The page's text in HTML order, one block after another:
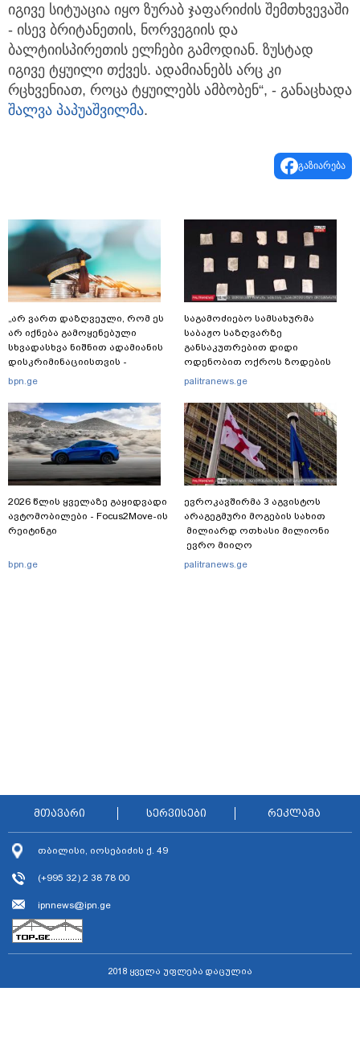
იგივე სიტუაცია იყო ზურაბ ჯაფარიძის შემთხვევაში
- ისევ ბრიტანეთის, ნორვეგიის და
ბალტიისპირეთის ელჩები გამოდიან. ზუსტად
იგივე ტყუილი თქვეს. ადამიანებს არც კი
რცხვენიათ, როცა ტყუილებს ამბობენ“, - განაცხადა
შალვა პაპუაშვილმა.
გაზიარება
„არ ვართ დაზღვეული, რომ ეს
არ იქნება გამოყენებული
სხვადასხვა ნიშნით ადამიანის
დისკრიმინაციისთვის -
განათლების სისტემა დიდი
bpn.ge
2026 წლის ყველაზე გაყიდვადი
ავტომობილები - Focus2Move-ის
რეიტინგი
bpn.ge
საგამოძიებო სამსახურმა
საბაჟო საზღვარზე
განსაკუთრებით დიდი
ოდენობით ოქროს ზოდების
უკანონოდ გადმოტანის ფაქტზე
palitranews.ge
ევროკავშირმა 3 აგვისტოს
არაგეგმური მოგების სახით
მილიარდ ოთხასი მილიონი
ევრო მიიღო
palitranews.ge
მთავარი სერვისები რეკლამა
თბილისი, იოსებიძის ქ. 49
(+995 32) 2 38 78 00
ipnnews@ipn.ge
2018 ყველა უფლება დაცულია